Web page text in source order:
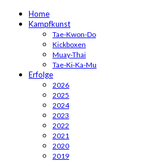
Home
Kampfkunst
Tae-Kwon-Do
Kickboxen
Muay-Thai
Tae-Ki-Ka-Mu
Erfolge
2026
2025
2024
2023
2022
2021
2020
2019